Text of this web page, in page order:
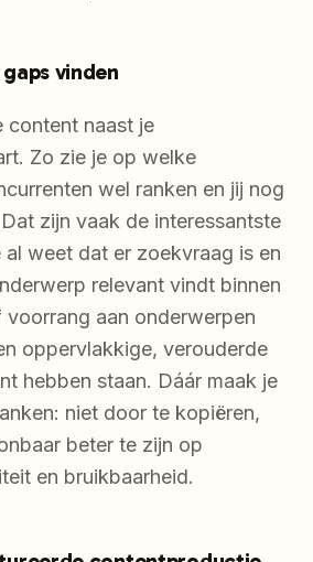
vinden
content naast je
Zo zie je op welke
wel ranken en jij nog
zijn vaak de interessantste
al weet dat er zoekvraag is en
relevant vindt binnen
voorrang aan onderwerpen
oppervlakkige, verouderde
hebben staan. Dáár maak je
niet door te kopiëren,
beter te zijn op
en bruikbaarheid.